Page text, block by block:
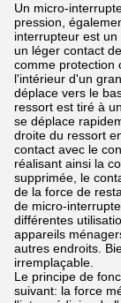
Un micro-
pression,
interrupteur est
un léger contact
comme protection
l'intérieur d'un
déplace vers le
ressort est tiré à
se déplace
droite du ressort
contact avec le
réalisant ainsi la
supprimée, le
de la force de
de micro-
différentes
appareils
autres endroits.
irremplaçable.
Le principe de
suivant: la force